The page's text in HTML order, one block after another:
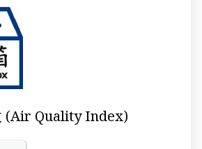
(Air Quality Index)